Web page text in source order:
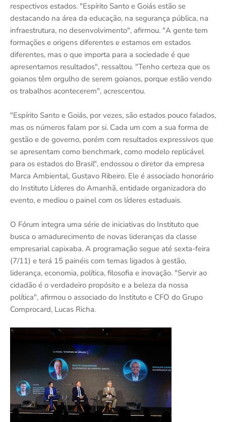
respectivos estados. "Espírito Santo e Goiás estão se
destacando na área da educação, na segurança pública, na
infraestrutura, no desenvolvimento", afirmou. "A gente tem
formações e origens diferentes e estamos em estados
diferentes, mas o que importa para a sociedade é que
apresentamos resultados", ressaltou. "Tenho certeza que os
goianos têm orgulho de serem goianos, porque estão vendo
os trabalhos acontecerem", acrescentou.
"Espírito Santo e Goiás, por vezes, são estados pouco falados,
mas os números falam por si. Cada um com a sua forma de
gestão e de governo, porém com resultados expressivos que
se apresentam como benchmark, como modelo replicável
para os estados do Brasil", endossou o diretor da empresa
Marca Ambiental, Gustavo Ribeiro. Ele é associado honorário
do Instituto Líderes do Amanhã, entidade organizadora do
evento, e mediou o painel com os líderes estaduais.
O Fórum integra uma série de iniciativas do Instituto que
busca o amadurecimento de novas lideranças da classe
empresarial capixaba. A programação segue até sexta-feira
(7/11) e terá 15 painéis com temas ligados à gestão,
liderança, economia, política, filosofia e inovação. "Servir ao
cidadão é o verdadeiro propósito e a beleza da nossa
política", afirmou o associado do Instituto e CFO do Grupo
Comprocard, Lucas Richa.